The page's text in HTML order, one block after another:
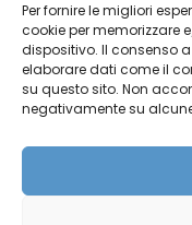
Per fornire le migliori
cookie per memorizzare
dispositivo. Il consenso
elaborare dati come il
su questo sito. Non
negativamente su
Facebook
Twitter